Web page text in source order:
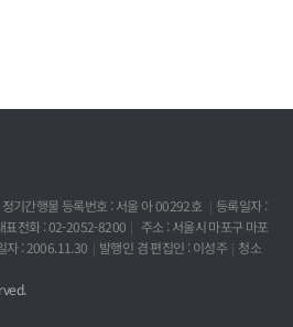
정기간행물 등록번호 : 서울 아 00292호
등록일자 :
표전화 : 02-2052-8200
주소 : 서울시 마포구 마포
자 : 2006.11.30 발행인 겸 편집인 : 이성주
청소